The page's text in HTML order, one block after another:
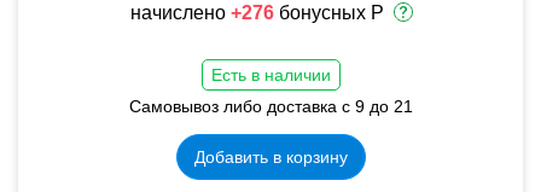
начислено +276 бонусных Р
Есть в наличии
Самовывоз либо доставка с 9 до 21
Добавить в корзину